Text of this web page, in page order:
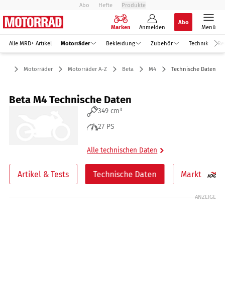
Abo Hefte Produkte
Marken Anmelden
Abo
Menü
Alle MRD+ Artikel Motorräder Bekleidung Zubehör Technik
Motorräder Motorräder A-Z Beta M4 Technische Daten
Beta M4 Technische Daten
349 cm³
27 PS
Alle technischen Daten
Artikel & Tests Technische Daten Markt
ANZEIGE